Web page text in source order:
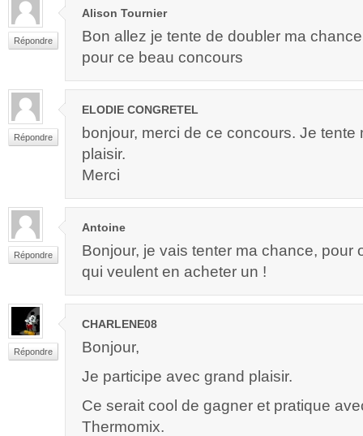
Répondre
Alison Tournier
Bon allez je tente de doubler ma
pour ce beau concours
Répondre
ELODIE CONGRETEL
bonjour, merci de ce concours. Je
plaisir.
Merci
Répondre
Antoine
Bonjour, je vais tenter ma chance, pour
qui veulent en acheter un !
Répondre
CHARLENE08
Bonjour,
Je participe avec grand plaisir.
Ce serait cool de gagner et pratique
Thermomix.